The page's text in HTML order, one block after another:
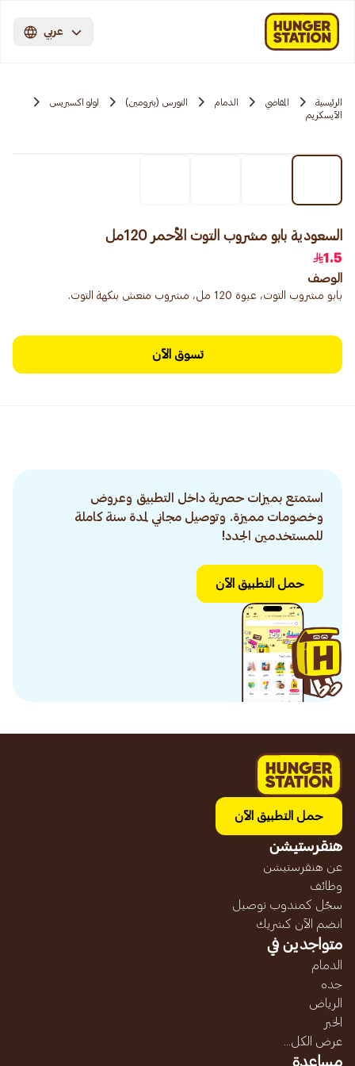
عربي
الرئيسية المقاضي الدمام النورس (بترومين)
لولو اكسبريس
الآيسكريم
السعودية بابو مشروب التوت الأحمر 120مل
1.5
الوصف
بابو مشروب التوت، عبوة 120 مل، مشروب منعش بنكهة التوت.
تسوق الآن
استمتع بميزات حصرية داخل التطبيق وعروض
وخصومات مميزة. وتوصيل مجاني لمدة سنة كاملة
للمستخدمين الجدد!
حمل التطبيق الآن
حمل التطبيق الآن
هنقرستيشن
عن هنقرستيشن
وظائف
سجّل كمندوب توصيل
انضم الآن كشريك
متواجدين في
الدمام
جده
الرياض
الخبر
عرض الكل...
مساعدة